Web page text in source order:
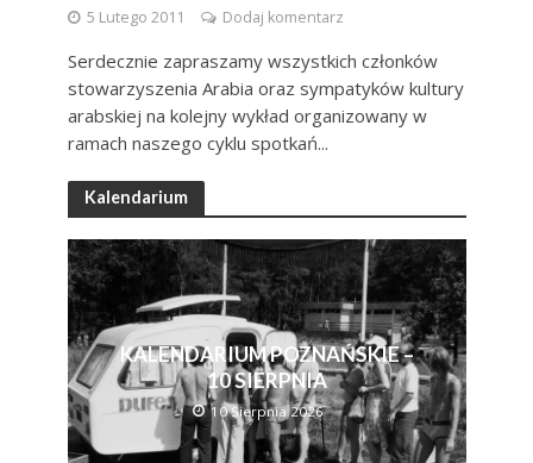
5 Lutego 2011 Dodaj komentarz
Serdecznie zapraszamy wszystkich członków
stowarzyszenia Arabia oraz sympatyków kultury
arabskiej na kolejny wykład organizowany w
ramach naszego cyklu spotkań...
Kalendarium
KALENDARIUM POZNAŃSKIE –
10 SIERPNIA
10 Sierpnia 2026